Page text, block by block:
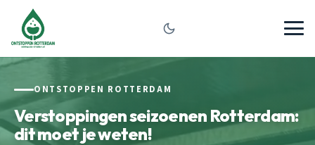
ONTSTOPPEN ROTTERDAM
Verstoppingen seizoenen Rotterdam:
dit moet je weten!